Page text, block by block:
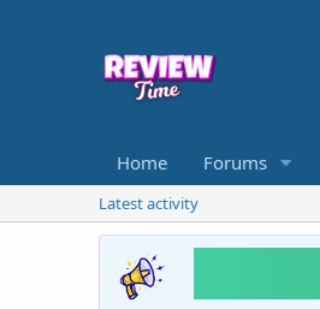
Home Forums
Latest activity